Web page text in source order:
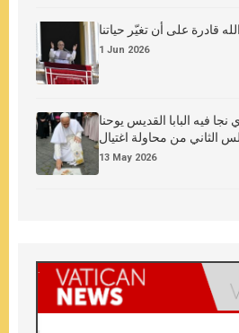
الله قادرة على أن تغيّر حياتنا
1 Jun 2026
نجا فيه البابا القديس يوحنا
الثاني من محاولة اغتيال
13 May 2026